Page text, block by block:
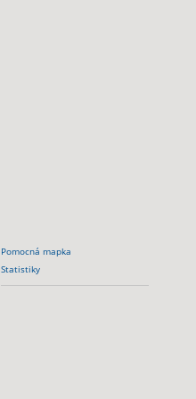
Pomocná mapka
Statistiky